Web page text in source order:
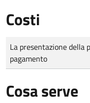
Costi
Tipo di pagamento
Importo
La presentazione della
pagamento
Cosa serve